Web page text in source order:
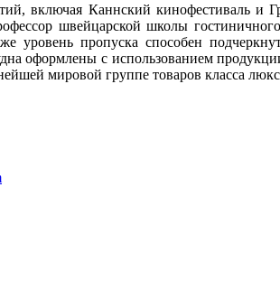
включая Каннский кинофестиваль и
швейцарской школы
уровень пропуска способен
оформлены с использованием
мировой группе товаров класса